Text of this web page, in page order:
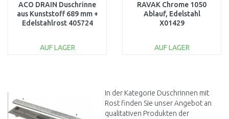
ACO DRAIN Duschrinne
aus Kunststoff 689 mm +
Edelstahlrost 405724
AUF LAGER
RAVAK Chrome 1050
Ablauf, Edelstahl
X01429
AUF LAGER
Vergleichen
In der Kategorie Duschrinnen mit
Rost finden Sie unser Angebot an
qualitativen Produkten der